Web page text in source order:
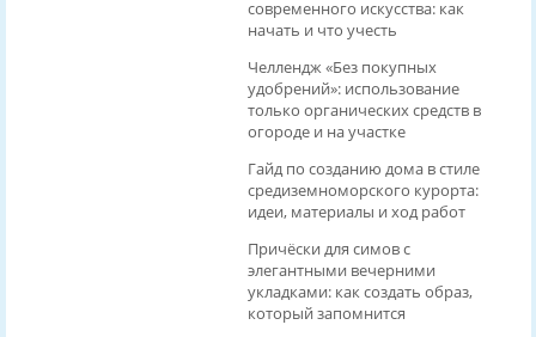
современного искусства: как
начать и что учесть
Челлендж «Без покупных
удобрений»: использование
только органических средств в
огороде и на участке
Гайд по созданию дома в стиле
средиземноморского курорта:
идеи, материалы и ход работ
Причёски для симов с
элегантными вечерними
укладками: как создать образ,
который запомнится